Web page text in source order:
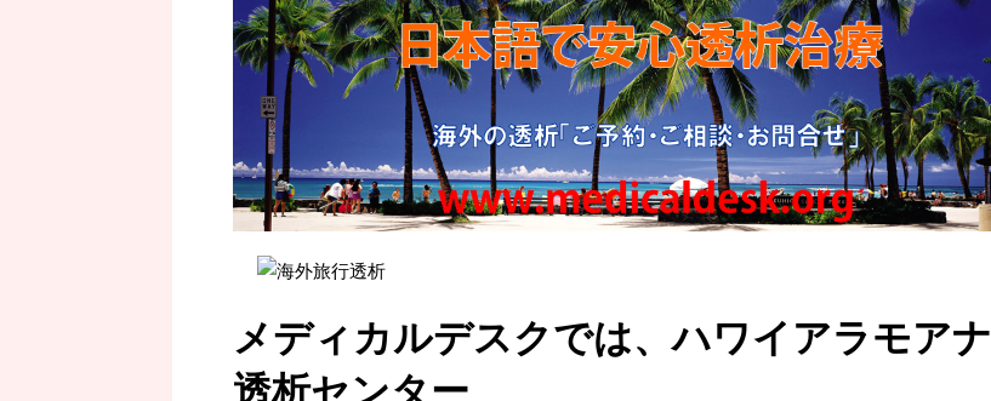
メディカルデスクでは、ハワイアラモアナ
透析センター